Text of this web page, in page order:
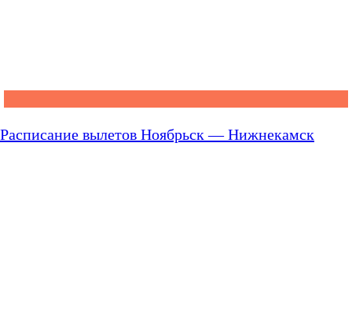
Расписание вылетов Ноябрьск — Нижнекамск